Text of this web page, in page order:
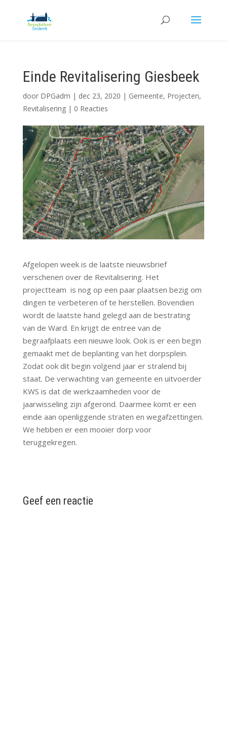
Einde Revitalisering Giesbeek
door DPGadm | dec 23, 2020 | Gemeente, Projecten,
Revitalisering| 0 Reacties
Afgelopen week is de laatste nieuwsbrief
verschenen over de Revitalisering. Het
projectteam is nog op een paar plaatsen bezig om
dingen te verbeteren of te herstellen. Bovendien
wordt de laatste hand gelegd aan de bestrating
van de Ward. En krijgt de entree van de
begraafplaats een nieuwe look. Ook is er een begin
gemaakt met de beplanting van het dorpsplein.
Zodat ook dit begin volgend jaar er stralend bij
staat. De verwachting van gemeente en uitvoerder
KWS is dat de werkzaamheden voor de
jaarwisseling zijn afgerond. Daarmee komt er een
einde aan openliggende straten en wegafzettingen.
We hebben er een mooier dorp voor
teruggekregen.
Geef een reactie